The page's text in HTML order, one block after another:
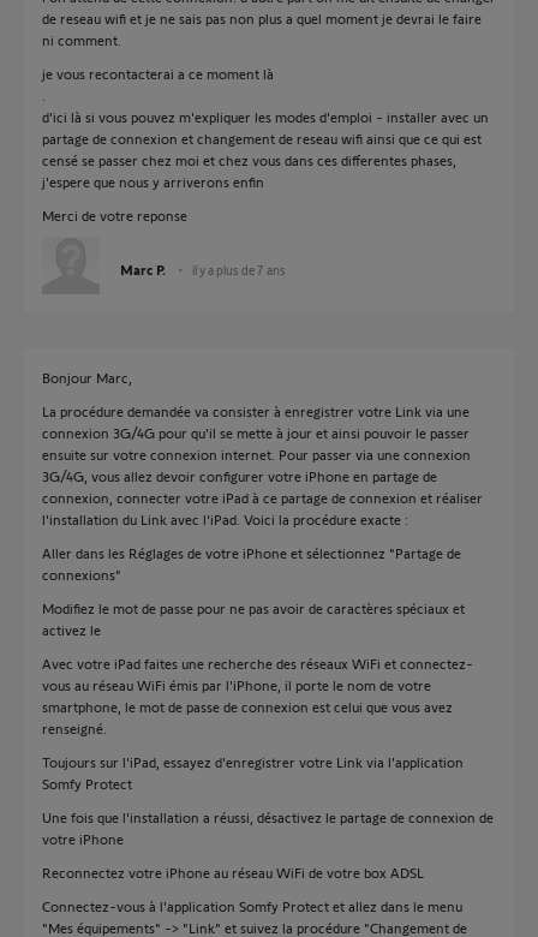
de reseau wifi et je ne sais pas non plus a quel moment je devrai le faire
ni comment.
je vous recontacterai a ce moment là
d'ici là si vous pouvez m'expliquer les modes d'emploi - installer avec un
partage de connexion et changement de reseau wifi ainsi que ce qui est
censé se passer chez moi et chez vous dans ces differentes phases,
j'espere que nous y arriverons enfin
Merci de votre reponse
Marc P. il y a plus de 7 ans
Bonjour Marc,
La procédure demandée va consister à enregistrer votre Link via une
connexion 3G/4G pour qu'il se mette à jour et ainsi pouvoir le passer
ensuite sur votre connexion internet. Pour passer via une connexion
3G/4G, vous allez devoir configurer votre iPhone en partage de
connexion, connecter votre iPad à ce partage de connexion et réaliser
l'installation du Link avec l'iPad. Voici la procédure exacte :
Aller dans les Réglages de votre iPhone et sélectionnez "Partage de
connexions"
Modifiez le mot de passe pour ne pas avoir de caractères spéciaux et
activez le
Avec votre iPad faites une recherche des réseaux WiFi et connectez-
vous au réseau WiFi émis par l'iPhone, il porte le nom de votre
smartphone, le mot de passe de connexion est celui que vous avez
renseigné.
Toujours sur l'iPad, essayez d'enregistrer votre Link via l'application
Somfy Protect
Une fois que l'installation a réussi, désactivez le partage de connexion de
votre iPhone
Reconnectez votre iPhone au réseau WiFi de votre box ADSL
Connectez-vous à l'application Somfy Protect et allez dans le menu
"Mes équipements" -> "Link" et suivez la procédure "Changement de